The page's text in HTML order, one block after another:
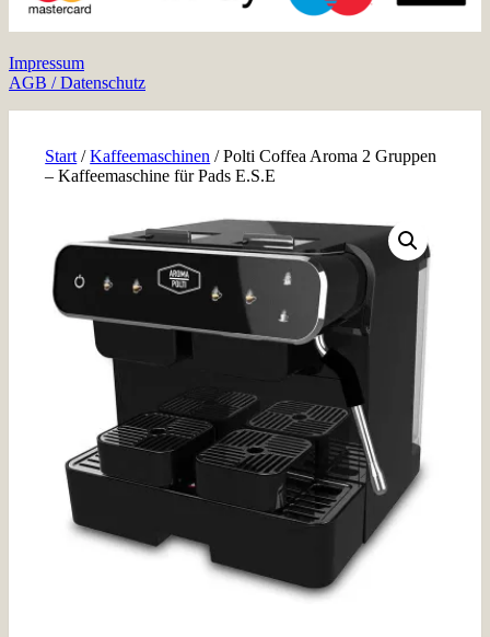
Impressum
AGB / Datenschutz
Start /Kaffeemaschinen / Polti Coffea Aroma 2 Gruppen
– Kaffeemaschine für Pads E.S.E